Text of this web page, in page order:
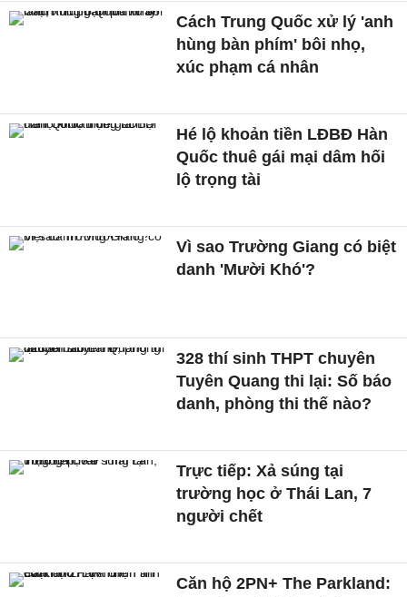
Cách Trung Quốc xử lý 'anh
hùng bàn phím' bôi nhọ,
xúc phạm cá nhân
Hé lộ khoản tiền LĐBĐ Hàn
Quốc thuê gái mại dâm hối
lộ trọng tài
Vì sao Trường Giang có biệt
danh 'Mười Khó'?
328 thí sinh THPT chuyên
Tuyên Quang thi lại: Số báo
danh, phòng thi thế nào?
Trực tiếp: Xả súng tại
trường học ở Thái Lan, 7
người chết
Căn hộ 2PN+ The Parkland: